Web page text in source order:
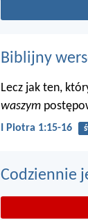
Biblijny
Lecz jak ten,
waszym
I Piotra 1:15-16
Codziennie